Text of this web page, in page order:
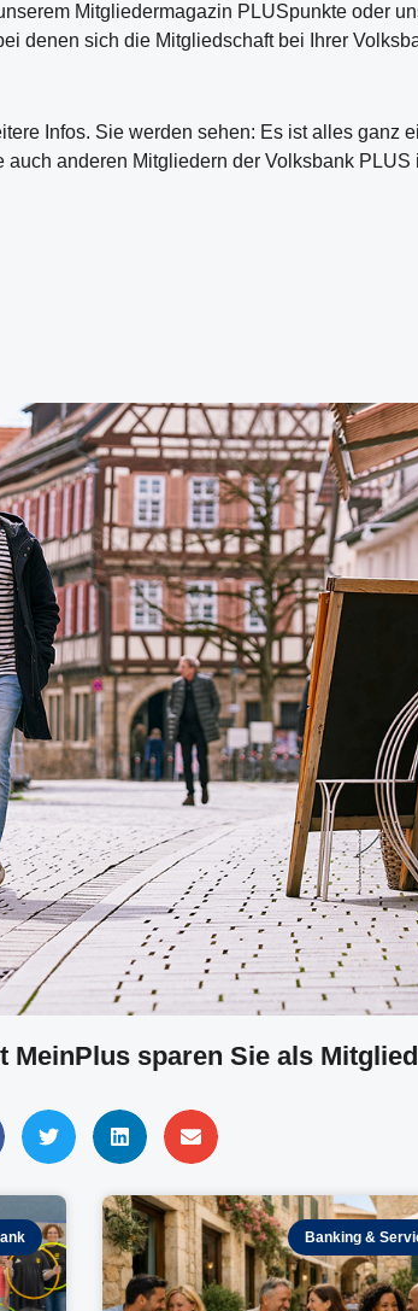
Mitgliedermagazin PLUSpunkte oder
denen sich die Mitgliedschaft bei Ihrer
Infos. Sie werden sehen: Es ist alles ganz
anderen Mitgliedern der Volksbank PLUS
sparen Sie als
Banking &